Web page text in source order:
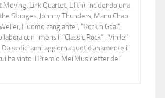
Link Quartet, Lilith), incidendo una
Stooges, Johnny Thunders, Manu Chao
L’uomo cangiante", "Rock n Goal",
con i mensili “Classic Rock”, "Vinile"
sedici anni aggiorna quotidianamente il
ha vinto il Premio Mei Musicletter del